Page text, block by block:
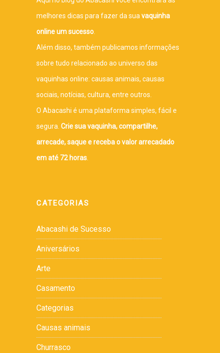
melhores dicas para fazer da sua vaquinha
online um sucesso
Além disso, também publicamos informações
sobre tudo relacionado ao universo das
vaquinhas online: causas animais, causas
sociais, notícias, cultura, entre outros.
O Abacashi é uma plataforma simples, fácil e
segura. Crie sua vaquinha, compartilhe,
arrecade, saque e receba o valor arrecadado
em até 72 horas
CATEGORIAS
Abacashi de Sucesso
Aniversários
Arte
Casamento
Categorias
Causas animais
Churrasco